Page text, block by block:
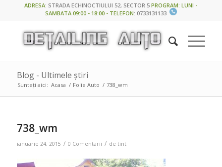
ADRESA:STRADA ECHINOCTIULUI 52, SECTOR 5 PROGRAM: LUNI -
SAMBATA 09:00 - 18:00 - TELEFON: 0733131133
Blog - Ultimele știri
Sunteți aici: Acasa / Folie Auto / 738_wm
738_wm
ianuarie 24, 2015 / 0 Comentarii / de tint